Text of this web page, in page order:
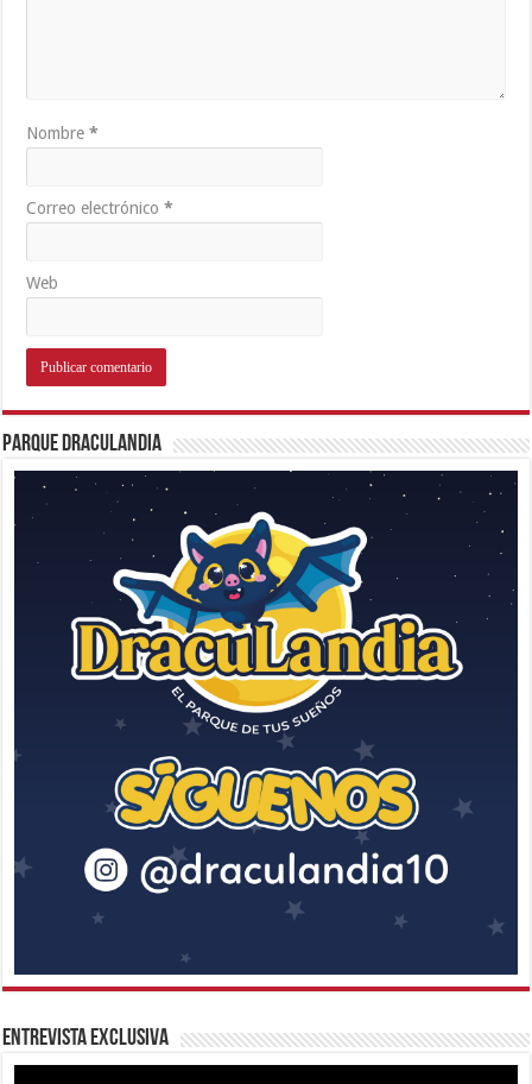
Nombre*
Correo electrónico*
Web
Parque Draculandia
Entrevista Exclusiva